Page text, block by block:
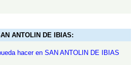
ANTOLIN DE IBIAS:
hacer en SAN ANTOLIN DE IBIAS